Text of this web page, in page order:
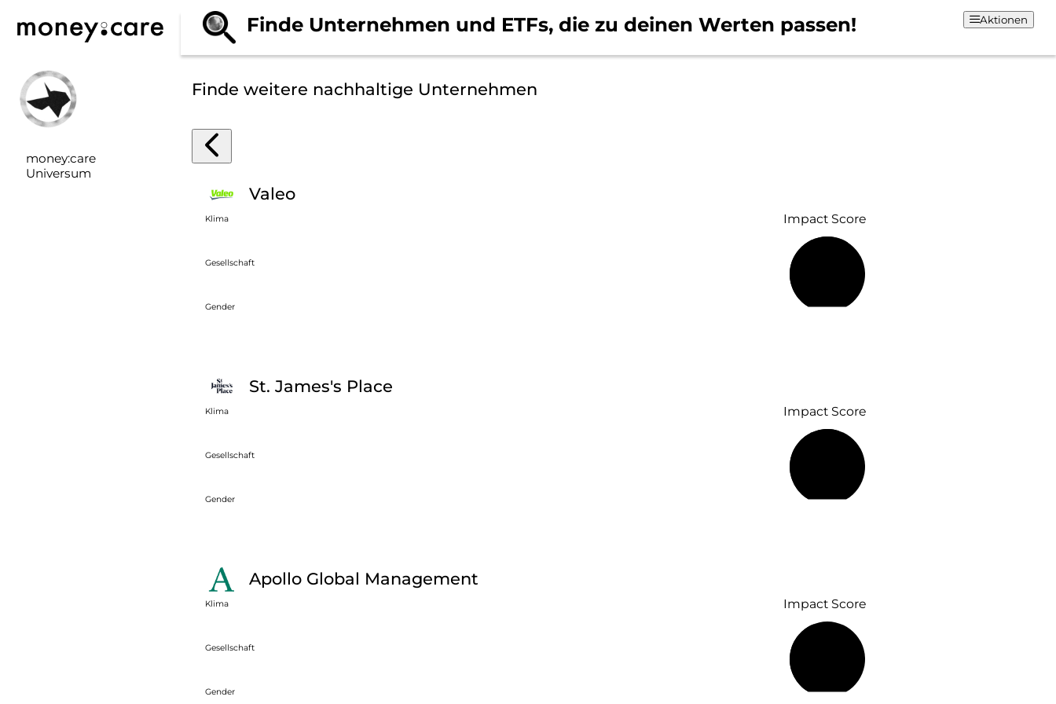
money:care
Universum
Finde Unternehmen und ETFs, die zu deinen Werten passen! Aktionen
Finde weitere nachhaltige Unternehmen
Valeo
Klima
Gesellschaft
Gender
Impact Score
St. James's Place
Klima
Gesellschaft
Gender
Impact Score
Apollo Global Management
Klima
Gesellschaft
Gender
Impact Score